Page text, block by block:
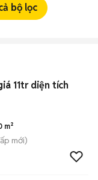
bộ lọc
11tr diện tích
m²
mới)